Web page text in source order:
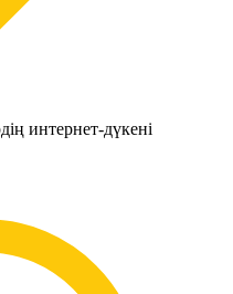
интернет-дүкені